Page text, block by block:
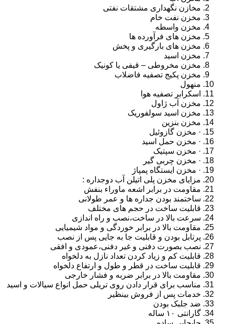
مخازن نگهداری مشتقات نفتی
مخزن نفت خام
مخزن واسطه
مخزن های فرآورده ها
مخزن های بارگیری و پخش
مخزن اسید
مخزن مخروطی – قیفی یا کونیک
مخزن پکیج تصفیه فاضلاب
منهول
اسکرابر تصفیه هوا
مخزن آب ژاول
مخزن اسید سولفوریک
مخزن بنزین
· مخزن گازوئیل
· مخزن حمل اسید
· مخزن سپتیک
· مخزن چربی گیر
· مخزن ایستگاه پمپاژ
مزایای مخزن پلی اتیلن آب دوجداره :
مقاومت در برابر اشعه ماوراء بنفش
ساختمند بودن جداره ها و عمر طولانی
قابلیت ساخت در حجم های مختلف
سرعت بالا در ساخت،نصب و راه اندازی
مقاومت بالا در برابر خوردگی و مواد شیمیایی
پرتابل بودن و قابلیت جا به جایی پس از نصب
نصب بصورت دفنی و غیر دفنی،عمودی و افقی
قابلیت کم و زیاد کردن تعداد نازل به دلخواه
قابلیت ساخت در قطر و طول و ارتفاع دلخواه
مقاومت بالا در برابر ضربه و فشار خارجی
مناسب برای قرار دادن روی تریلی حمل انواع سیالات و اسید
خدمات پس از فروش بینظیر
ضد جلبک بودن
گارانتی ۱۰ ساله